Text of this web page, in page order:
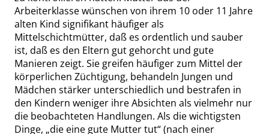
Arbeiterklasse wünschen von ihrem 10 oder 11 Jahre
alten Kind signifikant häufiger als
Mittelschichtmütter, daß es ordentlich und sauber
ist, daß es den Eltern gut gehorcht und gute
Manieren zeigt. Sie greifen häufiger zum Mittel der
körperlichen Züchtigung, behandeln Jungen und
Mädchen stärker unterschiedlich und bestrafen in
den Kindern weniger ihre Absichten als vielmehr nur
die beobachteten Handlungen. Als die wichtigsten
Dinge, „die eine gute Mutter tut“(nach einer